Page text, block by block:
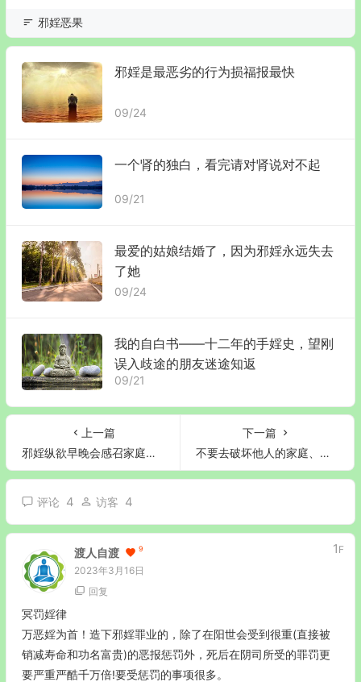
邪婬恶果
邪婬是最恶劣的行为损福报最快
09/24
一个肾的独白，看完请对肾说对不起
09/21
最爱的姑娘结婚了，因为邪婬永远失去
了她
09/24
我的自白书——十二年的手婬史，望刚
误入歧途的朋友迷途知返
09/21
上一篇
邪婬纵欲早晚会感召家庭不和事业衰败
下一篇
不要去破坏他人的家庭、做第三者，果报很严重！
评论 4 访客 4
渡人自渡 9
2023年3月16日
1 F
回复
冥罚婬律
万恶婬为首！造下邪婬罪业的，除了在阳世会受到很重(直接被
销减寿命和功名富贵)的恶报惩罚外，死后在阴司所受的罪罚更
要严重严酷千万倍!要受惩罚的事项很多。